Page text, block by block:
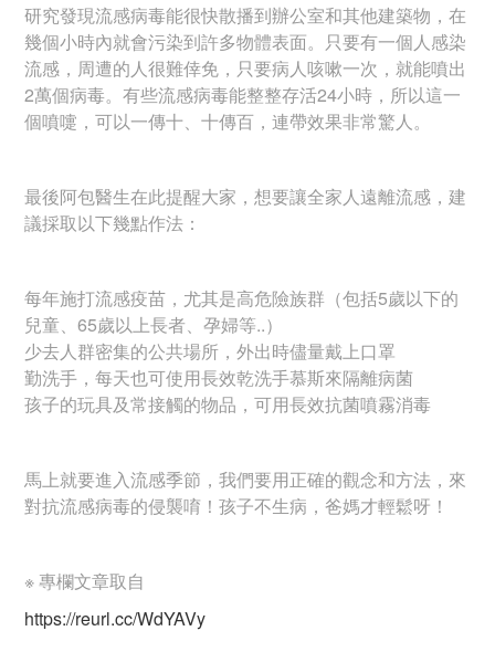
研究發現流感病毒能很快散播到辦公室和其他建築物，在
幾個小時內就會污染到許多物體表面。只要有一個人感染
流感，周遭的人很難倖免，只要病人咳嗽一次，就能噴出
2萬個病毒。有些流感病毒能整整存活24小時，所以這一
個噴嚏，可以一傳十、十傳百，連帶效果非常驚人。
最後阿包醫生在此提醒大家，想要讓全家人遠離流感，建
議採取以下幾點作法：
每年施打流感疫苗，尤其是高危險族群（包括5歲以下的
兒童、65歲以上長者、孕婦等..）
少去人群密集的公共場所，外出時儘量戴上口罩
勤洗手，每天也可使用長效乾洗手慕斯來隔離病菌
孩子的玩具及常接觸的物品，可用長效抗菌噴霧消毒
馬上就要進入流感季節，我們要用正確的觀念和方法，來
對抗流感病毒的侵襲唷！孩子不生病，爸媽才輕鬆呀！
※ 專欄文章取自
https://reurl.cc/WdYAVy